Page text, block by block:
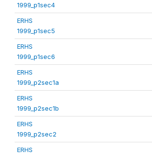
1999_p1sec4
ERHS
1999_p1sec5
ERHS
1999_p1sec6
ERHS
1999_p2sec1a
ERHS
1999_p2sec1b
ERHS
1999_p2sec2
ERHS